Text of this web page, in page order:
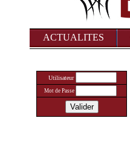
ACTUALITES
Utilisateur
Mot de Passe